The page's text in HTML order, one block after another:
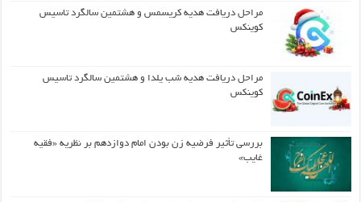
مراحل دریافت هدیه کریسمس و هشتمین سالگرد تاسیس
کوینکس
مراحل دریافت هدیه شب یلدا و هشتمین سالگرد تاسیس
کوینکس
بررسی تأثیر فرضیه زن بودن امام دوازدهم بر نظریه «فقیه
غایب»